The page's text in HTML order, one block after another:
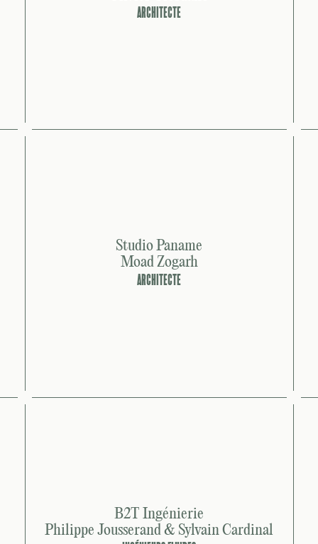
ARCHITECTE
Studio Paname
Moad Zogarh
ARCHITECTE
B2T Ingénierie
Philippe Jousserand & Sylvain Cardinal